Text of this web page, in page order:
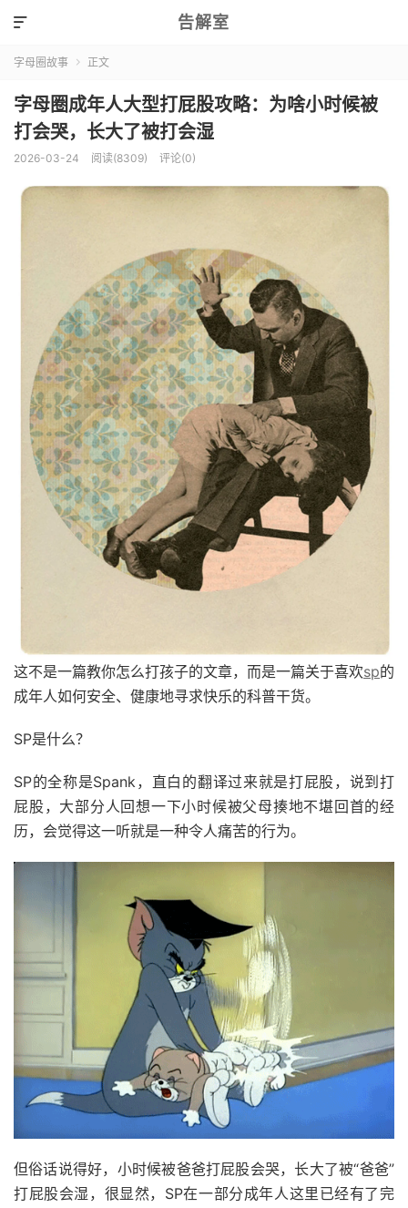
告解室

字母圈故事  正文
字母圈成年人大型打屁股攻略：为啥小时候被
打会哭，长大了被打会湿
2026-03-24 阅读(8309) 评论(0)
这不是一篇教你怎么打孩子的文章，而是一篇关于喜欢sp的
成年人如何安全、健康地寻求快乐的科普干货。
SP是什么？
SP的全称是Spank，直白的翻译过来就是打屁股，说到打
屁股，大部分人回想一下小时候被父母揍地不堪回首的经
历，会觉得这一听就是一种令人痛苦的行为。
但俗话说得好，小时候被爸爸打屁股会哭，长大了被“爸爸”
打屁股会湿，很显然，SP在一部分成年人这里已经有了完